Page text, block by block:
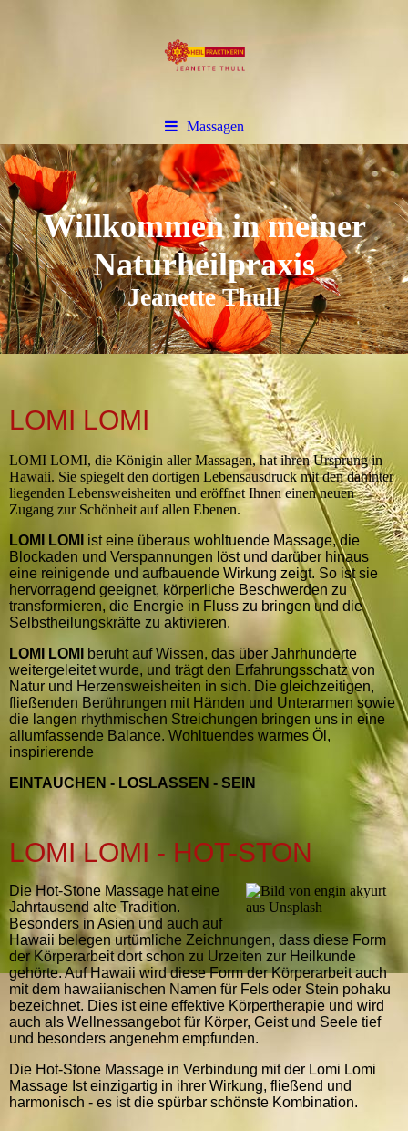
Massagen
Willkommen in meiner
Naturheilpraxis
Jeanette Thull
LOMI LOMI
LOMI LOMI, die Königin aller Massagen, hat ihren Ursprung in
Hawaii. Sie spiegelt den dortigen Lebensausdruck mit den dahinter
liegenden Lebensweisheiten und eröffnet Ihnen einen neuen
Zugang zur Schönheit auf allen Ebenen.
LOMI LOMI
ist eine überaus wohltuende Massage, die
Blockaden und Verspannungen löst und darüber hinaus
eine reinigende und aufbauende Wirkung zeigt. So ist sie
hervorragend geeignet, körperliche Beschwerden zu
transformieren, die Energie in Fluss zu bringen und die
Selbstheilungskräfte zu aktivieren.
LOMI LOMI
beruht auf Wissen, das über Jahrhunderte
weitergeleitet wurde, und trägt den Erfahrungsschatz von
Natur und Herzensweisheiten in sich. Die gleichzeitigen,
fließenden Berührungen mit Händen und Unterarmen sowie
die langen rhythmischen Streichungen bringen uns in eine
allumfassende Balance. Wohltuendes warmes Öl,
inspirierende
EINTAUCHEN - LOSLASSEN - SEIN
LOMI LOMI - HOT-STON
Die Hot-Stone Massage hat eine
Jahrtausend alte Tradition.
Besonders in Asien und auch auf
Hawaii belegen urtümliche Zeichnungen, dass diese Form
der Körperarbeit dort schon zu Urzeiten zur Heilkunde
gehörte. Auf Hawaii wird diese Form der Körperarbeit auch
mit dem hawaiianischen Namen für Fels oder Stein pohaku
bezeichnet. Dies ist eine effektive Körpertherapie und wird
auch als Wellnessangebot für Körper, Geist und Seele tief
und besonders angenehm empfunden.
Die Hot-Stone Massage in Verbindung mit der Lomi Lomi
Massage Ist einzigartig in ihrer Wirkung, fließend und
harmonisch - es ist die spürbar schönste Kombination.